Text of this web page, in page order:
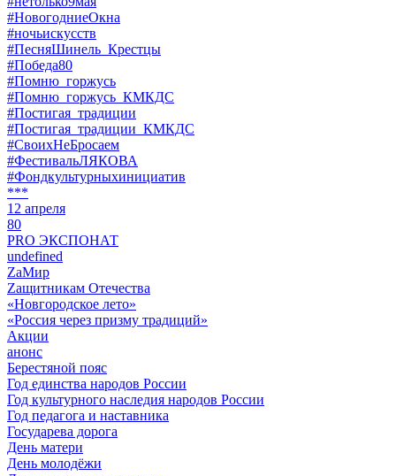
#НовогодниеОкна
#ночьискусств
#ПесняШинель_Крестцы
#Победа80
#Помню_горжусь
#Помню_горжусь_КМКДС
#Постигая_традиции
#Постигая_традиции_КМКДС
#СвоихНеБросаем
#ФестивальЛЯКОВА
#Фондкультурныхинициатив
***
12 апреля
80
PRO ЭКСПОНАТ
undefined
ZaМир
Zащитникам Отечества
«Новгородское лето»
«Россия через призму традиций»
Акции
анонс
Берестяной пояс
Год единства народов России
Год культурного наследия народов России
Год педагога и наставника
Государева дорога
День матери
День молодёжи